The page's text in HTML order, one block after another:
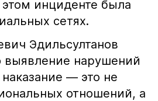
инциденте была
сетях.
Эдильсултанов
выявление нарушений
— это не
отношений, а